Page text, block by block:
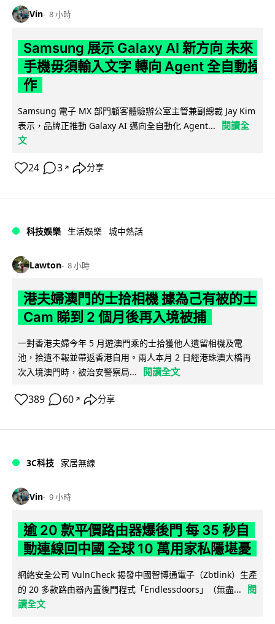
Vin 8 小時
Samsung 展示 Galaxy AI 新方向 未來
手機毋須輸入文字 轉向 Agent 全自動操
作
Samsung 電子 MX 部門顧客體驗辦公室主管兼副總裁 Jay Kim
表示，品牌正推動 Galaxy AI 邁向全自動化 Agent...
閱讀全
文
24 3 ↗ 分享
科技娛樂 生活娛樂 城中熱話
Lawton 8 小時
港夫婦澳門的士拾相機 據為己有被的士
Cam 睇到 2 個月後再入境被捕
一對香港夫婦今年 5 月遊澳門乘的士拾獲他人遺留相機及電
池，拾遺不報並帶返香港自用。兩人本月 2 日經港珠澳大橋再
次入境澳門時，被治安警察局...
閱讀全文
389 60 ↗ 分享
3C科技 家居無線
Vin 9 小時
逾 20 款平價路由器爆後門 每 35 秒自
動連線回中國 全球 10 萬用家私隱堪憂
網絡安全公司 VulnCheck 揭發中國智博通電子（Zbtlink）生產
的 20 多款路由器內置後門程式「Endlessdoors」（無盡...
閱
讀全文